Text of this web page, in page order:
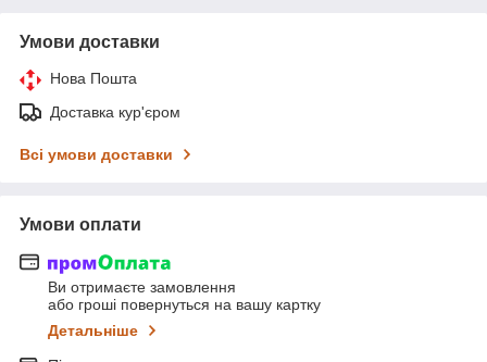
Умови доставки
Нова Пошта
Доставка кур'єром
Всі умови доставки
Умови оплати
Ви отримаєте замовлення
або гроші повернуться на вашу картку
Детальніше